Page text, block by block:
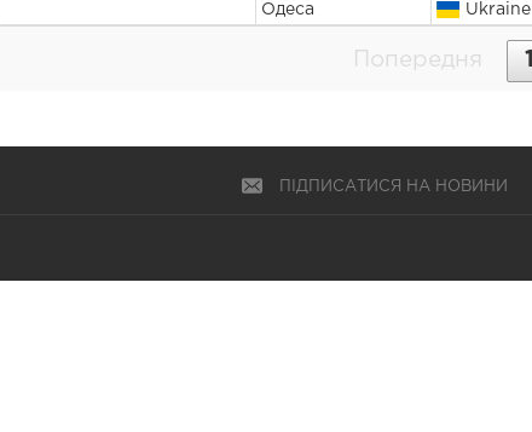
Одеса Ukraine
Попередня 1
ПІДПИСАТИСЯ НА НОВИНИ